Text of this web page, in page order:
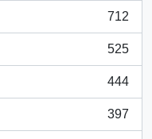
712
525
444
397